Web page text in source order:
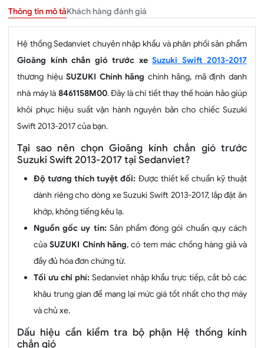
Thông tin mô tảKhách hàng đánh giá
Hệ thống Sedanviet chuyên nhập khẩu và phân phối sản phẩm
Gioăng kính chắn gió trước xe Suzuki Swift 2013-2017
thương hiệuSUZUKI Chính hãng chính hãng, mã định danh
nhà máy là 8461158M00. Đây là chi tiết thay thế hoàn hảo giúp
khôi phục hiệu suất vận hành nguyên bản cho chiếc Suzuki
Swift 2013-2017 của bạn.
Tại sao nên chọn Gioăng kính chắn gió trước
Suzuki Swift 2013-2017 tại Sedanviet?
Độ tương thích tuyệt đối: Được thiết kế chuẩn kỹ thuật
dành riêng cho dòng xe Suzuki Swift 2013-2017, lắp đặt ăn
khớp, không tiếng kêu lạ.
Nguồn gốc uy tín: Sản phẩm đóng gói chuẩn quy cách
củaSUZUKI Chính hãng, có tem mác chống hàng giả và
đầy đủ hóa đơn chứng từ.
Tối ưu chi phí: Sedanviet nhập khẩu trực tiếp, cắt bỏ các
khâu trung gian để mang lại mức giá tốt nhất cho thợ máy
và chủ xe.
Dấu hiệu cần kiểm tra bộ phận Hệ thống kính
chắn gió